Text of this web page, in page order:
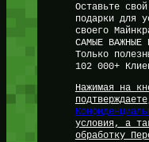
Оставьте
подарки для
своего
САМЫЕ ВАЖНЫЕ
Только
102 000+
Нажимая на
условия, а
обработку